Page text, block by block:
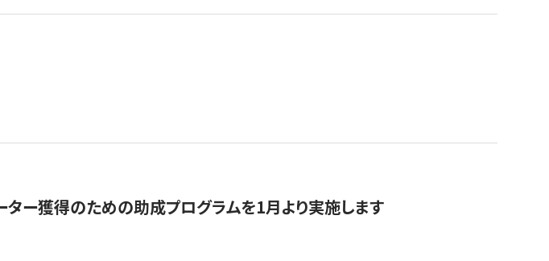
ター獲得のための助成プログラムを1月より実施します